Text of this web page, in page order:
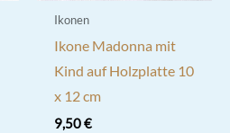
Ikonen
Ikone Madonna mit
Kind auf Holzplatte 10
x 12 cm
9,50€